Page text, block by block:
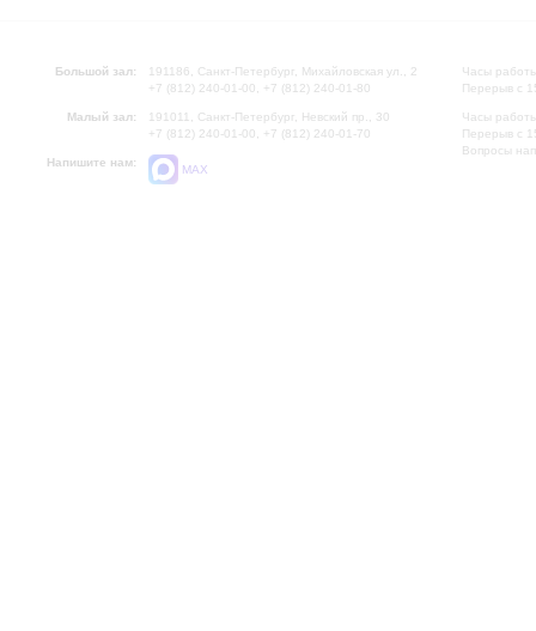
Большой зал:
191186, Санкт-Петербург, Михайловская ул., 2
+7 (812) 240-01-00, +7 (812) 240-01-80
Малый зал:
191011, Санкт-Петербург, Невский пр., 30
+7 (812) 240-01-00, +7 (812) 240-01-70
Напишите нам:
MAX
Часы
Перерыв с
Часы
Перерыв с
Вопросы